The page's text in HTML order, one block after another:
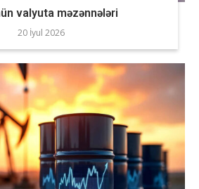
valyuta məzənnələri
20 İyul 2026